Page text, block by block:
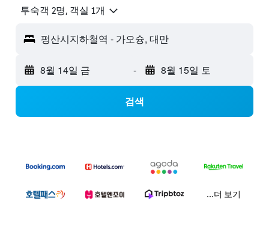
​투숙객 2​명, ​객실 1개
펑산시지하철역 - 가오슝, 대만
8월 14일 금 - 8월 15일 토
검색
...더 보기